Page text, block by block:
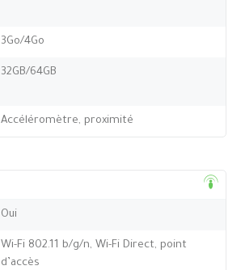
3Go/4Go
32GB/64GB
Accéléromètre, proximité
Oui
Wi-Fi 802.11 b/g/n, Wi-Fi Direct, point
d’accès